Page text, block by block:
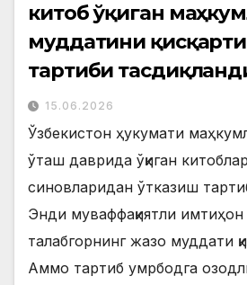
китоб ўқиган
муддатини
тартиби
15.06.2026
Ўзбекистон ҳукумати
ўташ даврида ўқиган
синовларидан ўтказиш
Энди муваффақиятли
талабгорнинг жазо муддати
Аммо тартиб умрбодга